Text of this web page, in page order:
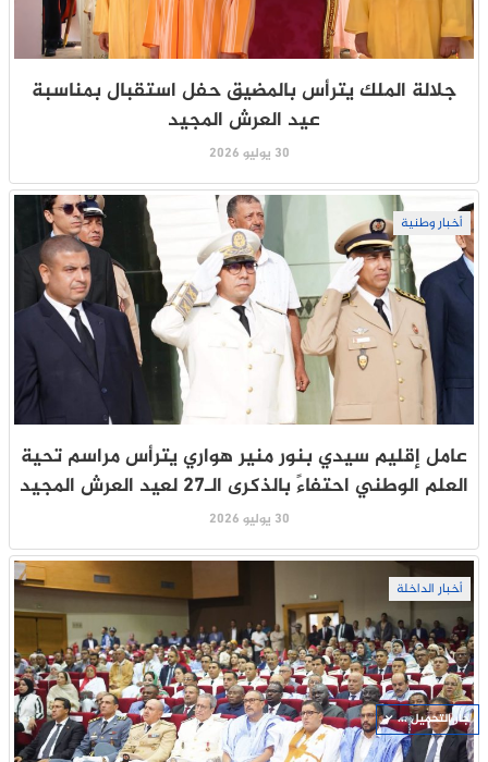
جلالة الملك يترأس بالمضيق حفل استقبال بمناسبة
عيد العرش المجيد
30 يوليو 2026
أخبار وطنية
عامل إقليم سيدي بنور منير هواري يترأس مراسم تحية
العلم الوطني احتفاءً بالذكرى الـ27 لعيد العرش المجيد
30 يوليو 2026
أخبار الداخلة
جار التحميل ...